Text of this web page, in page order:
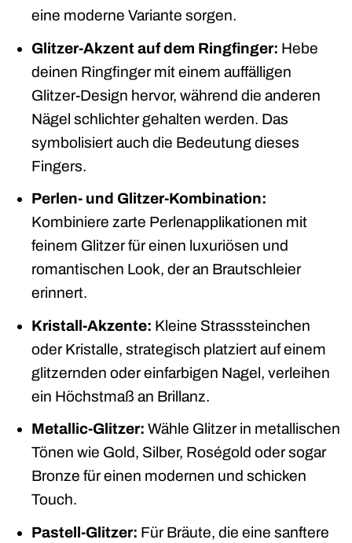
eine moderne Variante sorgen.
Glitzer-Akzent auf dem Ringfinger: Hebe
deinen Ringfinger mit einem auffälligen
Glitzer-Design hervor, während die anderen
Nägel schlichter gehalten werden. Das
symbolisiert auch die Bedeutung dieses
Fingers.
Perlen- und Glitzer-Kombination:
Kombiniere zarte Perlenapplikationen mit
feinem Glitzer für einen luxuriösen und
romantischen Look, der an Brautschleier
erinnert.
Kristall-Akzente: Kleine Strasssteinchen
oder Kristalle, strategisch platziert auf einem
glitzernden oder einfarbigen Nagel, verleihen
ein Höchstmaß an Brillanz.
Metallic-Glitzer: Wähle Glitzer in metallischen
Tönen wie Gold, Silber, Roségold oder sogar
Bronze für einen modernen und schicken
Touch.
Pastell-Glitzer: Für Bräute, die eine sanftere